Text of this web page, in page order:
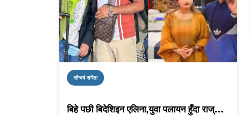
सौन्दर्य सरिता
बिहे पछी बिदेशिइन एलिना,युवा पलायन हुँदा राज्...